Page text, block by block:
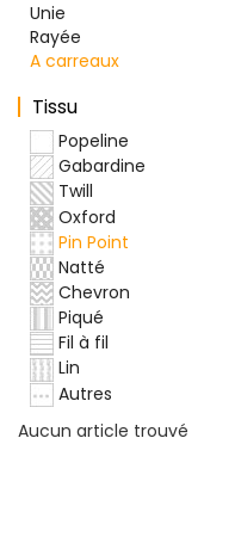
Unie
Rayée
A carreaux
Tissu
Popeline
Gabardine
Twill
Oxford
Pin Point
Natté
Chevron
Piqué
Fil à fil
Lin
Autres
Aucun article trouvé